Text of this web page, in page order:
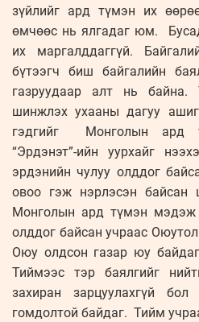
зүйлийг ард түмэн их
өмчөөс нь ялгадаг юм.
их маргалддаггүй.
бүтээгч биш байгалийн
газруудаар алт нь байна.
шинжлэх ухааны дагуу
гэдгийг Монголын ард
“Эрдэнэт”-ийн уурхайг
эрдэнийн чулуу олддог
овоо гэж нэрлэсэн байсан
Монголын ард түмэн
олддог байсан учраас
Оюу олдсон газар юу
Тиймээс тэр баялгийг
захиран зарцуулахгүй
гомдолтой байдаг. Тийм